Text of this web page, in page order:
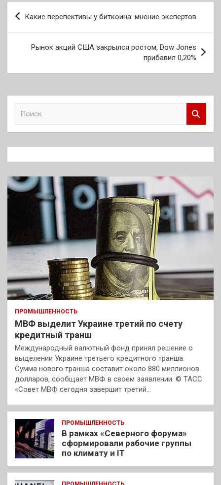
Навигация
Какие перспективы у биткоина: мнение экспертов
Рынок акций США закрылся ростом, Dow Jones
прибавил 0,20%
к
ПРОМЫШЛЕННОСТЬ
МВФ выделит Украине третий по счету
кредитный транш
Международный валютный фонд принял решение о
выделении Украине третьего кредитного транша.
Сумма нового транша составит около 880 миллионов
долларов, сообщает МВФ в своем заявлении. © ТАСС
«Совет МВФ сегодня завершит третий…
ПРОМЫШЛЕННОСТЬ
В рамках «Северного форума»
сформировали рабочие группы
по климату и IT